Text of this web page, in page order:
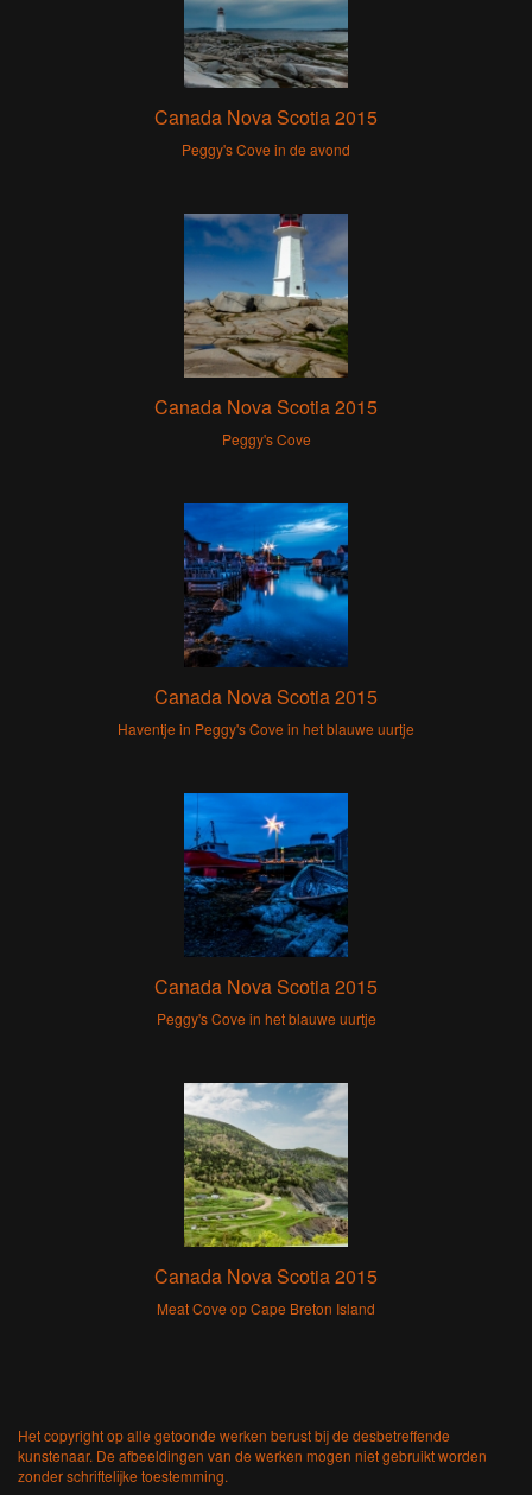
Canada Nova Scotia 2015
Peggy's Cove in de avond
Canada Nova Scotia 2015
Peggy's Cove
Canada Nova Scotia 2015
Haventje in Peggy's Cove in het blauwe uurtje
Canada Nova Scotia 2015
Peggy's Cove in het blauwe uurtje
Canada Nova Scotia 2015
Meat Cove op Cape Breton Island
Het copyright op alle getoonde werken berust bij de desbetreffende
kunstenaar. De afbeeldingen van de werken mogen niet gebruikt worden
zonder schriftelijke toestemming.